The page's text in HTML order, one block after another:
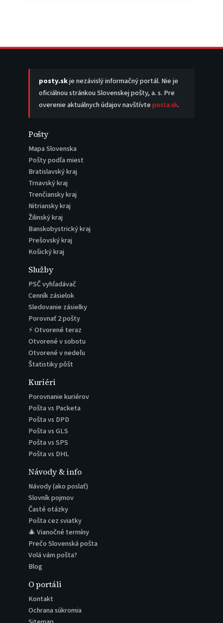
posty.skje nezávislý informačný portál. Nie je
oficiálnou stránkou Slovenskej pošty, a. s. Pre
overenie aktuálnych údajov navštívteposta.sk.
Pošty
Mapa Slovenska
Pošty podľa miest
Bratislavský kraj
Trnavský kraj
Trenčiansky kraj
Nitriansky kraj
Žilinský kraj
Banskobystrický kraj
Prešovský kraj
Košický kraj
Služby
PSČ vyhľadávač
Cenník zásielok
Sledovanie zásielky
Porovnať 2 pošty
⚡ Otvorené teraz
Otvorené v sobotu
Otvorené v nedeľu
Štatistiky pôšt
Kuriéri
Porovnanie kuriérov
Pošta vs Packeta
Pošta vs DPD
Pošta vs GLS
Pošta vs SPS
Pošta vs DHL
Návody & info
Návody (ako poslať)
Slovník pojmov
Časté otázky
Pošta cez sviatky
🎄 Vianočné termíny
Prečo Slovenská pošta
Volá vám pošta?
Blog
O portáli
Kontakt
Ochrana súkromia